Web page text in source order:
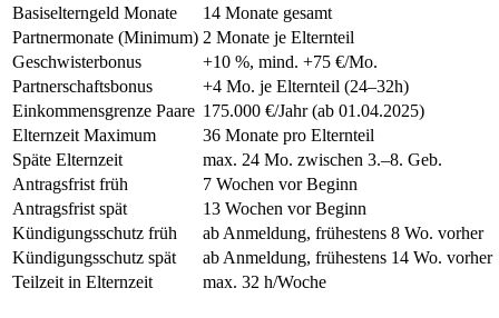
Basiselterngeld Monate
14 Monate gesamt
Partnermonate (Minimum) 2 Monate je Elternteil
Geschwisterbonus
+10 %, mind. +75 €/Mo.
Partnerschaftsbonus
+4 Mo. je Elternteil (24–32h)
Einkommensgrenze Paare 175.000 €/Jahr (ab 01.04.2025)
Elternzeit Maximum
36 Monate pro Elternteil
Späte Elternzeit
max. 24 Mo. zwischen 3.–8. Geb.
Antragsfrist früh
7 Wochen vor Beginn
Antragsfrist spät
13 Wochen vor Beginn
Kündigungsschutz früh
ab Anmeldung, frühestens 8 Wo. vorher
Kündigungsschutz spät
ab Anmeldung, frühestens 14 Wo. vorher
Teilzeit in Elternzeit
max. 32 h/Woche